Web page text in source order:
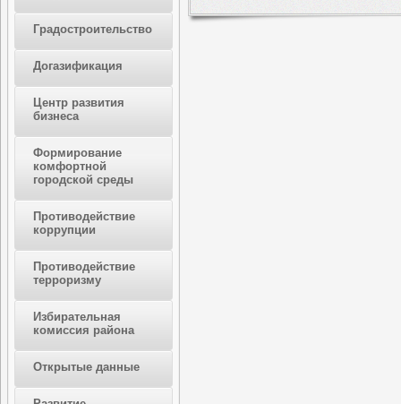
Градостроительство
Догазификация
Центр развития
бизнеса
Формирование
комфортной
городской среды
Противодействие
коррупции
Противодействие
терроризму
Избирательная
комиссия района
Открытые данные